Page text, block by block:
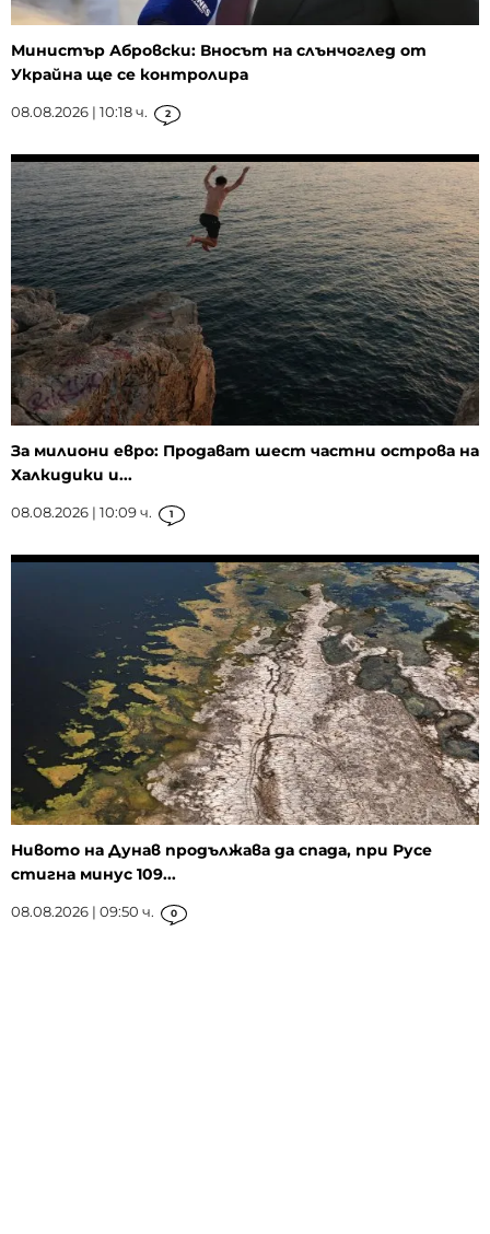
Министър Абровски: Вносът на слънчоглед от
Украйна ще се контролира
08.08.2026 | 10:18 ч. 2
За милиони евро: Продават шест частни острова на
Халкидики и...
08.08.2026 | 10:09 ч. 1
Нивото на Дунав продължава да спада, при Русе
стигна минус 109...
08.08.2026 | 09:50 ч. 0